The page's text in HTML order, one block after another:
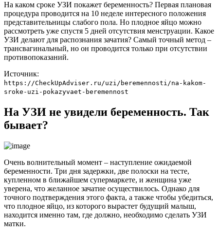
На каком сроке УЗИ покажет беременность? Первая плановая
процедура проводится на 10 неделе интересного положения
представительницы слабого пола. Но плодное яйцо можно
рассмотреть уже спустя 5 дней отсутствия менструации. Какое
УЗИ делают для распознания зачатия? Самый точный метод –
трансвагинальный, но он проводится только при отсутствии
противопоказаний.
Источник:
https://CheckUpAdviser.ru/uzi/beremennosti/na-kakom-
sroke-uzi-pokazyvaet-beremennost
На УЗИ не увидели беременность. Так
бывает?
Очень волнительный момент – наступление ожидаемой
беременности. Три дня задержки, две полоски на тесте,
купленном в ближайшем супермаркете, и женщина уже
уверена, что желанное зачатие осуществилось. Однако для
точного подтверждения этого факта, а также чтобы убедиться,
что плодное яйцо, из которого вырастет будущий малыш,
находится именно там, где должно, необходимо сделать УЗИ
матки.